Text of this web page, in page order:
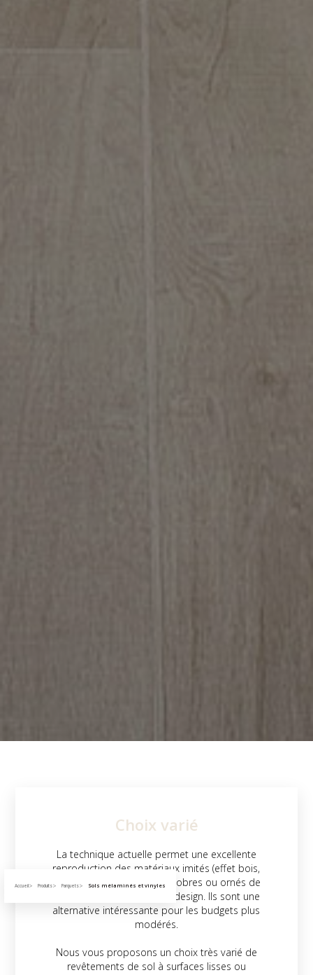
Accueil Produits Parquets Sols mélaminés et vinyles
Choix varié
La technique actuelle permet une excellente
reproduction des matériaux imités (effet bois,
carrelage, pierre, béton…), sobres ou ornés de
motifs, aspect rustique ou design. Ils sont une
alternative intéressante pour les budgets plus
modérés.
Nous vous proposons un choix très varié de
revêtements de sol à surfaces lisses ou